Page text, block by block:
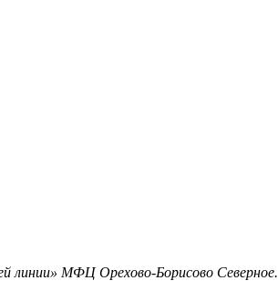
линии» МФЦ Орехово-Борисово Северное.